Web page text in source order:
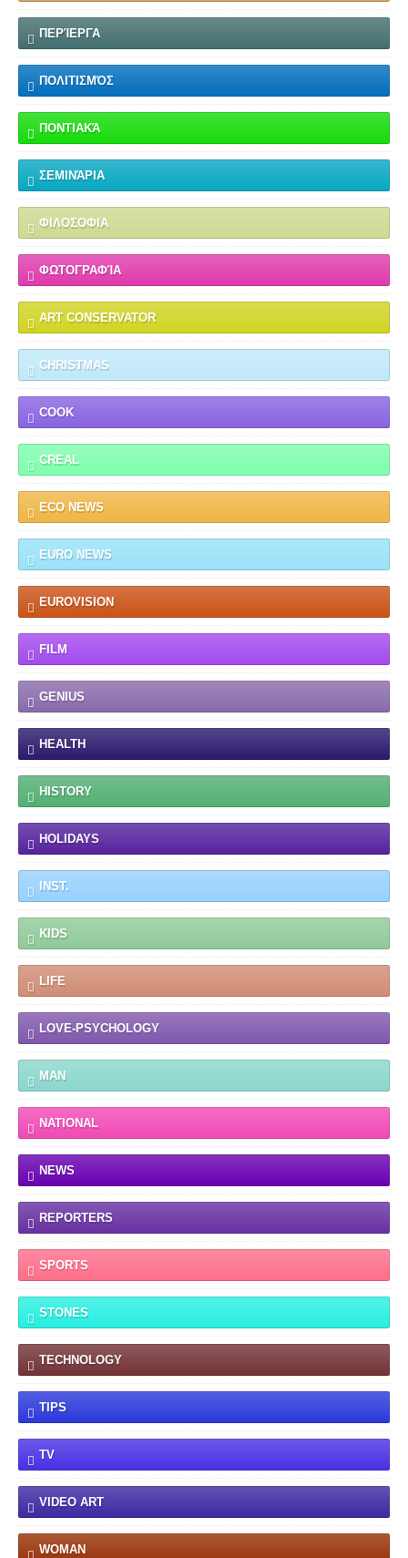
ΠΕΡΊΕΡΓΑ
ΠΟΛΙΤΙΣΜΌΣ
ΠΟΝΤΙΑΚΆ
ΣΕΜΙΝΆΡΙΑ
ΦΙΛΟΣΟΦΙΑ
ΦΩΤΟΓΡΑΦΊΑ
ART CONSERVATOR
CHRISTMAS
COOK
CREAL
ECO NEWS
EURO NEWS
EUROVISION
FILM
GENIUS
HEALTH
HISTORY
HOLIDAYS
INST.
KIDS
LIFE
LOVE-PSYCHOLOGY
MAN
NATIONAL
NEWS
REPORTERS
SPORTS
STONES
TECHNOLOGY
TIPS
TV
VIDEO ART
WOMAN